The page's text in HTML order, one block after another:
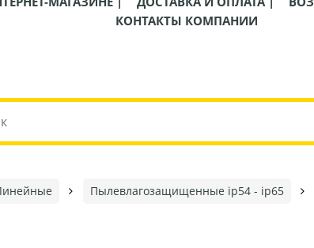
КОНТАКТЫ КОМПАНИИ
Пылевлагозащищенные ip54 - ip65